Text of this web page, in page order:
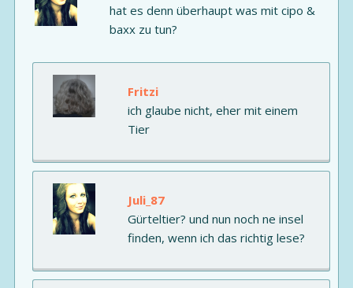
hat es denn überhaupt was mit cipo &
baxx zu tun?
Fritzi
ich glaube nicht, eher mit einem
Tier
Juli_87
Gürteltier? und nun noch ne insel
finden, wenn ich das richtig lese?